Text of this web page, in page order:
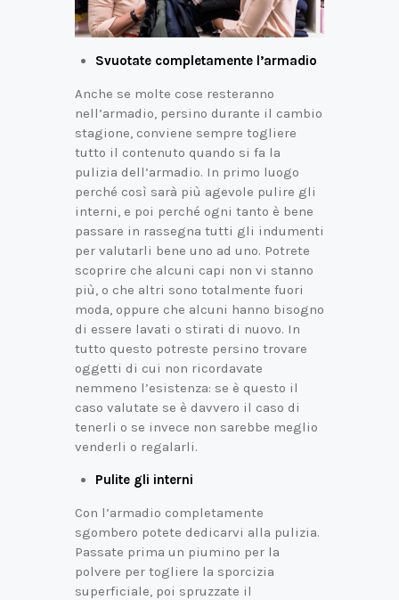
Svuotate completamente l’armadio
Anche se molte cose resteranno
nell’armadio, persino durante il cambio
stagione, conviene sempre togliere
tutto il contenuto quando si fa la
pulizia dell’armadio. In primo luogo
perché così sarà più agevole pulire gli
interni, e poi perché ogni tanto è bene
passare in rassegna tutti gli indumenti
per valutarli bene uno ad uno. Potrete
scoprire che alcuni capi non vi stanno
più, o che altri sono totalmente fuori
moda, oppure che alcuni hanno bisogno
di essere lavati o stirati di nuovo. In
tutto questo potreste persino trovare
oggetti di cui non ricordavate
nemmeno l’esistenza: se è questo il
caso valutate se è davvero il caso di
tenerli o se invece non sarebbe meglio
venderli o regalarli.
Pulite gli interni
Con l’armadio completamente
sgombero potete dedicarvi alla pulizia.
Passate prima un piumino per la
polvere per togliere la sporcizia
superficiale, poi spruzzate il